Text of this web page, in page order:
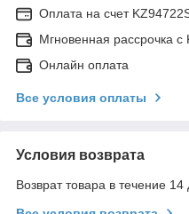
Оплата на счет
Мгновенная рассрочка с
Онлайн оплата
Все условия оплаты
Условия возврата
Возврат товара в течение